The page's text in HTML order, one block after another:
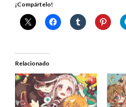
¡Compártelo!
Relacionado